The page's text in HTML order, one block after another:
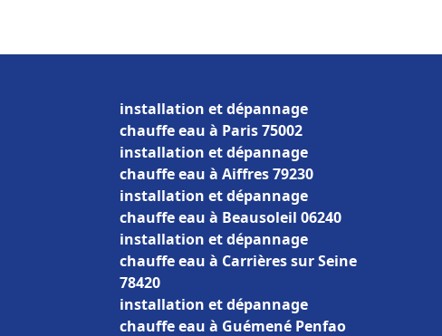
installation et dépannage
chauffe eau à Paris 75002
installation et dépannage
chauffe eau à Aiffres 79230
installation et dépannage
chauffe eau à Beausoleil 06240
installation et dépannage
chauffe eau à Carrières sur Seine
78420
installation et dépannage
chauffe eau à Guémené Penfao